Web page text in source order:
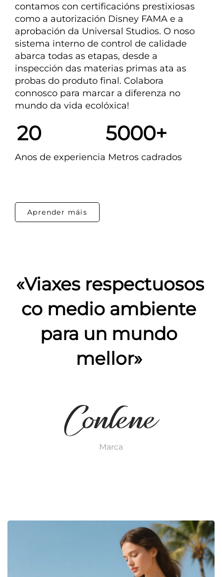
contamos con certificacións prestixiosas
como a autorización Disney FAMA e a
aprobación da Universal Studios. O noso
sistema interno de control de calidade
abarca todas as etapas, desde a
inspección das materias primas ata as
probas do produto final. Colabora
connosco para marcar a diferenza no
mundo da vida ecolóxica!
20 5000+
Anos de experiencia Metros cadrados
Aprender máis
«Viaxes respectuosos
co medio ambiente
para un mundo
mellor»
Marca